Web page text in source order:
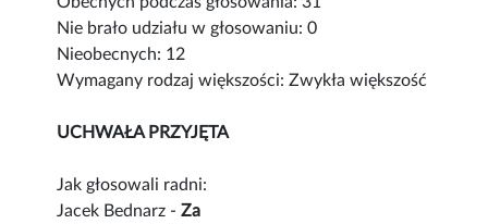
Nie brało udziału w głosowaniu: 0
Nieobecnych: 12
Wymagany rodzaj większości: Zwykła większość
UCHWAŁA PRZYJĘTA
Jak głosowali radni:
Jacek Bednarz -Za